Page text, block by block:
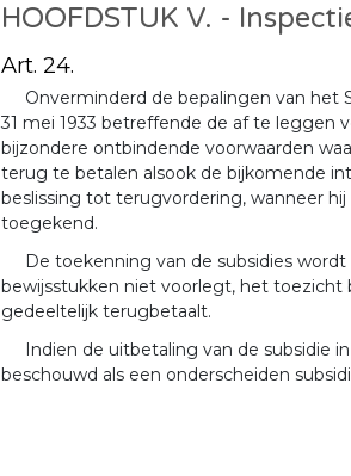
HOOFDSTUK V. -
Art. 24.
Onverminderd de bepalingen van het
31 mei 1933 betreffende de af te leggen
bijzondere ontbindende voorwaarden
terug te betalen alsook de bijkomende
beslissing tot terugvordering, wanneer
toegekend.
De toekenning van de subsidies
bewijsstukken niet voorlegt, het
gedeeltelijk terugbetaalt.
Indien de uitbetaling van de subsidie
beschouwd als een onderscheiden